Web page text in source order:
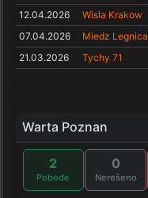
12.04.2026 Wisla Krakow
07.04.2026 Miedz Legnica
21.03.2026 Tychy 71
Warta Poznan
2
Pobede
0
Nerešeno